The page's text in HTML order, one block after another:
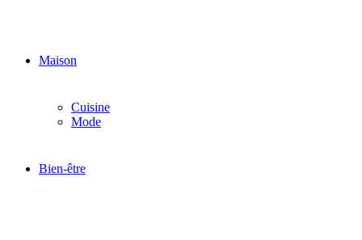
Maison
Cuisine
Mode
Bien-être